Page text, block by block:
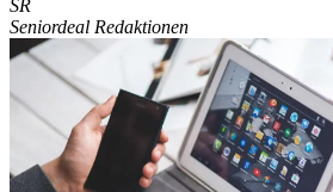
SR
Seniordeal Redaktionen